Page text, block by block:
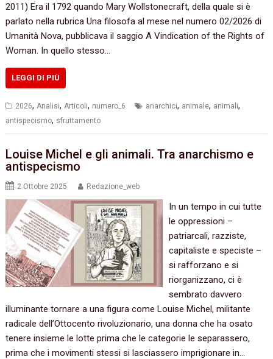
2011) Era il 1792 quando Mary Wollstonecraft, della quale si è
parlato nella rubrica Una filosofa al mese nel numero 02/2026 di
Umanità Nova, pubblicava il saggio A Vindication of the Rights of
Woman. In quello stesso…
LEGGI DI PIÙ
2026,Analisi,Articoli, numero_6 anarchici, animale, animali,
antispecismo, sfruttamento
Louise Michel e gli animali. Tra anarchismo e
antispecismo
2 Ottobre 2025 Redazione_web
In un tempo in cui tutte
le oppressioni –
patriarcali, razziste,
capitaliste e speciste –
si rafforzano e si
riorganizzano, ci è
sembrato davvero
illuminante tornare a una figura come Louise Michel, militante
radicale dell’Ottocento rivoluzionario, una donna che ha osato
tenere insieme le lotte prima che le categorie le separassero,
prima che i movimenti stessi si lasciassero imprigionare in…